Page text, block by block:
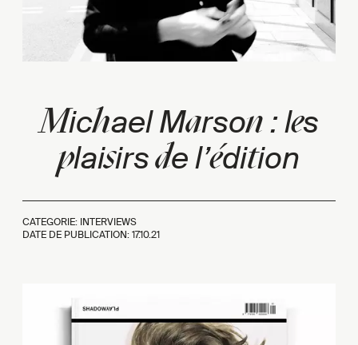
Michael Marson: les
plaisirsde l’édition
CATEGORIE: INTERVIEWS
DATE DE PUBLICATION:17.10.21